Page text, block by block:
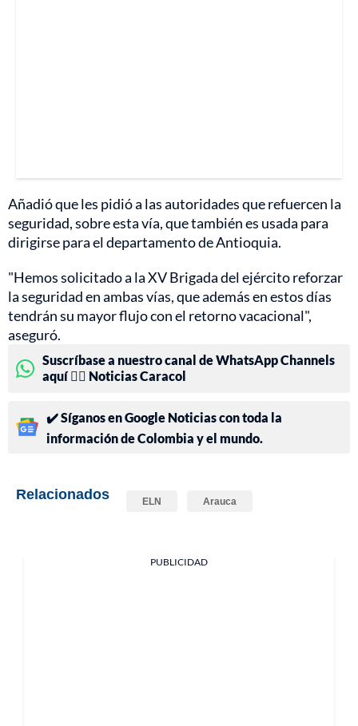
Añadió que les pidió a las autoridades que refuercen la
seguridad, sobre esta vía, que también es usada para
dirigirse para el departamento de Antioquia.
"Hemos solicitado a la XV Brigada del ejército reforzar
la seguridad en ambas vías, que además en estos días
tendrán su mayor flujo con el retorno vacacional",
aseguró.
Suscríbase a nuestro canal de WhatsApp Channels
aquí 👉🏻 Noticias Caracol
✔️ Síganos en Google Noticias con toda la
información de Colombia y el mundo.
Relacionados ELN Arauca
PUBLICIDAD